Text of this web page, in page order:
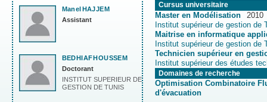
Cursus universitaire
Master en Modélisation
2010
Institut supérieur de gestion de
Maitrise en informatique
Institut supérieur de gestion de
Technicien supérieur en
Institut supérieur des études
Domaines de recherche
Optimisation Combinatoire
d'évacuation
ManelHAJJEM
Assistant
BEDHIAFHOUSSEM
Doctorant
INSTITUT SUPERIEUR DE
GESTION DE TUNIS